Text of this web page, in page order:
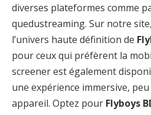
diverses plateformes comme
quedustreaming. Sur notre
l’univers haute définition de
pour ceux qui préfèrent la
screener est également
une expérience immersive,
appareil. Optez pour Flyboys